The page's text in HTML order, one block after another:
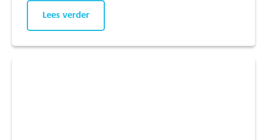
Lees verder